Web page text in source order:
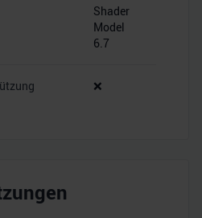
Shader
Model
6.7
❌